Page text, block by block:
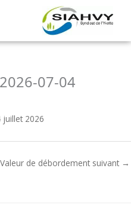
07-04
juillet 2026
Valeur de débordement suivant →